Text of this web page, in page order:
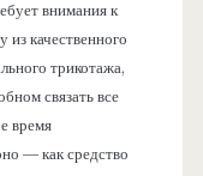
внимания к
из качественного
трикотажа,
связать все
время
— как средство